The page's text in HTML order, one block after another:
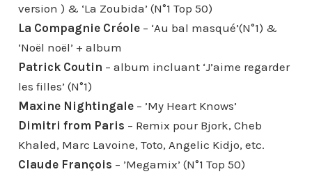
version ) & ‘La Zoubida’ (N°1 Top 50)
La Compagnie Créole– ‘Au bal masqué’(N°1) &
‘Noël noël’ + album
Patrick Coutin – album incluant ‘J’aime regarder
les filles’ (N°1)
Maxine Nightingale– ’My Heart Knows’
Dimitri from Paris – Remix pour Bjork, Cheb
Khaled, Marc Lavoine, Toto, Angelic Kidjo, etc.
Claude François – ’Megamix’ (N°1 Top 50)